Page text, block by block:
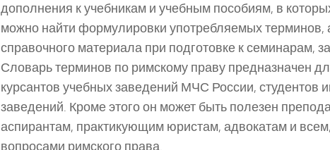
дополнения к учебникам и учебным пособиям, в
можно найти формулировки употребляемых терминов,
справочного материала при подготовке к семинарам,
Словарь терминов по римскому праву предназначен
курсантов учебных заведений МЧС России, студентов
заведений. Кроме этого он может быть полезен
аспирантам, практикующим юристам, адвокатам и всем,
вопросами римского права.